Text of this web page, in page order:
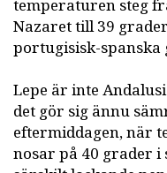
temperaturen steg
Nazaret till 39
portugisisk-spanska
Lepe är inte
det gör sig ännu
eftermiddagen, när
nosar på 40 grader i